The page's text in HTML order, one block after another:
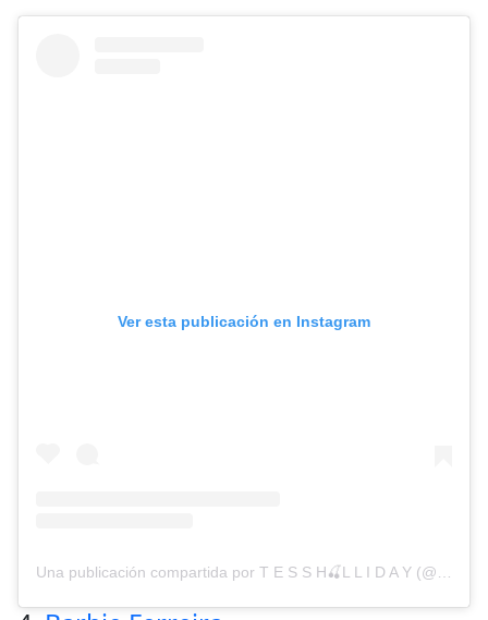
Ver esta publicación en Instagram
Una publicación compartida por T E S S H🍒L L I D A Y (@tessholliday)